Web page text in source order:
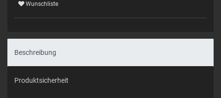
Wunschliste
Beschreibung
Produktsicherheit